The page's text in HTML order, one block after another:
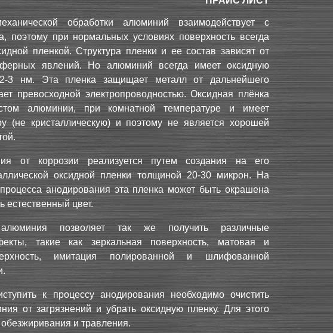
обработки алюминий взаимодействует с
поэтому при нормальных условиях поверхность всегда
пленкой. Структура пленки и ее состав зависят от
явлений. Но алюминий всегда имеет оксидную
3 нм. Эта пленка защищает металл от дальнейшего
превосходной электропроводностью. Оксидная плёнка
алюминии, при комнатной температуре и имеет
(не кристаллическую) и поэтому не является хорошей
от коррозии реализуется путем создания на его
оксидной пленки толщиной 20-30 микрон. На
анодирования эта пленка может быть окрашена
естественный цвет.
позволяет так же получить различные
такие как зеркальная поверхность, матовая и
имитация полированной и шлифованной
к процессу анодирования необходимо очистить
от загрязнений и убрать оксидную пленку. Для этого
и травления.